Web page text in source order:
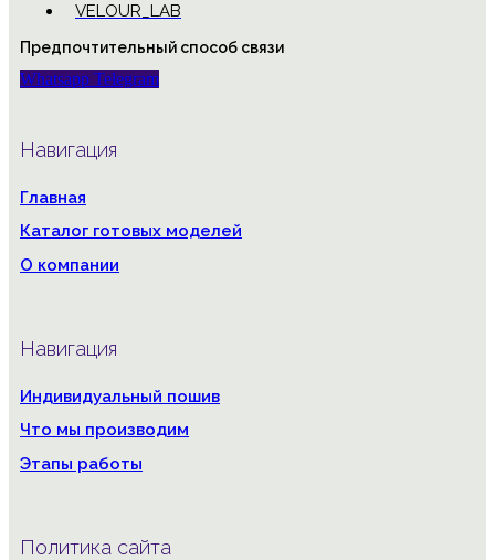
VELOUR_LAB
Предпочтительный способ связи
Whatsapp Telegram
Навигация
Главная
Каталог готовых моделей
О компании
Навигация
Индивидуальный пошив
Что мы производим
Этапы работы
Политика сайта